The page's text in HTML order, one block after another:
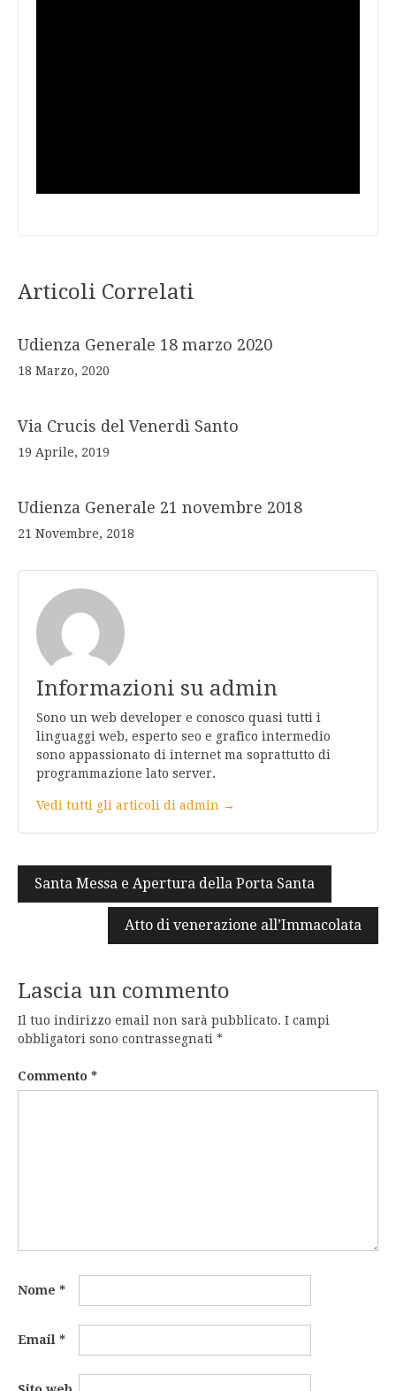
Articoli Correlati
Udienza Generale 18 marzo 2020
18 Marzo, 2020
Via Crucis del Venerdì Santo
19 Aprile, 2019
Udienza Generale 21 novembre 2018
21 Novembre, 2018
Informazioni su admin
Sono un web developer e conosco quasi tutti i
linguaggi web, esperto seo e grafico intermedio
sono appassionato di internet ma soprattutto di
programmazione lato server.
Vedi tutti gli articoli di admin →
Navigazione
articoli
Santa Messa e Apertura della Porta Santa
Atto di venerazione all’Immacolata
Lascia un commento
Il tuo indirizzo email non sarà pubblicato. I campi
obbligatori sono contrassegnati *
Commento *
Nome *
Email *